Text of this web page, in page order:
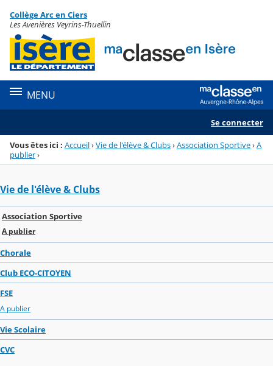
Menu de la rubrique
Contenu
Collège Arc en Ciers
Les Avenières Veyrins-Thuellin
MENU
Se connecter
Vous êtes ici : Accueil›Vie de l'élève & Clubs›Association Sportive›A
publier›
Vie de l'élève & Clubs
Association Sportive
A publier
Chorale
Club ECO-CITOYEN
FSE
A publier
Vie Scolaire
CVC